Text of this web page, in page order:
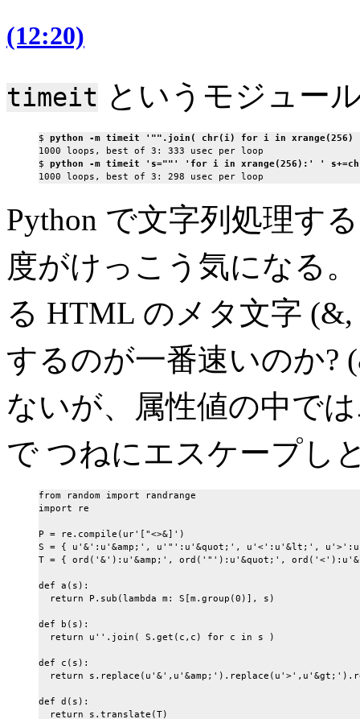
(12:20)
timeit というモジュー
$ python -m timeit '"".join( chr(i) for i in
1000 loops, best of 3: 333 usec per loop
$ python -m timeit 's=""' 'for i in xrange(256):' '
Python で文字列処理す
度がけっこう気になる
る HTML のメタ文字
するのが一番速いのか?
ないが、属性値の中で
で つねにエスケープし
from random import randrange
import re
P = re.compile(ur'["<>&]')
S = { u'&':u'&amp;', u'"':u'&quot;', u'<':u'&lt;',
T = { ord('&'):u'&amp;', ord('"'):u'&quot;',
def a(s):
  return P.sub(lambda m: S[m.group(0)], s)
def b(s):
  return u''.join( S.get(c,c) for c in s )
def c(s):
return
def d(s):
  return s.translate(T)